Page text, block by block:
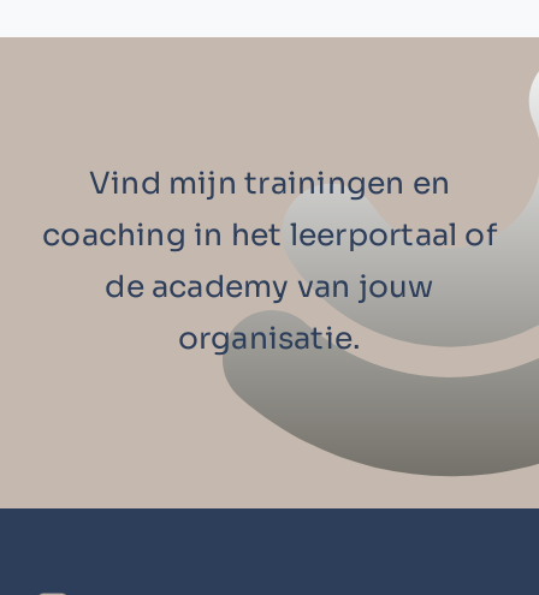
Vind mijn trainingen en
coaching in het leerportaal of
de academy van jouw
organisatie.